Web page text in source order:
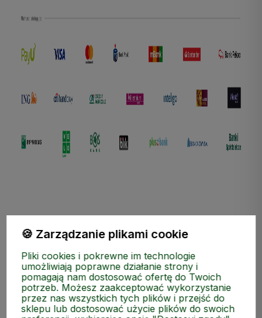
ZAKUPY
MEDIA SPOŁECZNOŚCIOWE
MOJE KONTO
🍪 Zarządzanie plikami cookie
Pliki cookies i pokrewne im technologie
umożliwiają poprawne działanie strony i
pomagają nam dostosować ofertę do Twoich
potrzeb. Możesz zaakceptować wykorzystanie
przez nas wszystkich tych plików i przejść do
sklepu lub dostosować użycie plików do swoich